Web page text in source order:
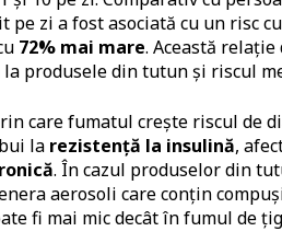
zi a fost asociată cu un risc cu
72% mai mare. Această relație
produsele din tutun și riscul
care fumatul crește riscul de
la rezistență la insulină,
. În cazul produselor din
aerosoli care conțin
fi mai mic decât în fumul de